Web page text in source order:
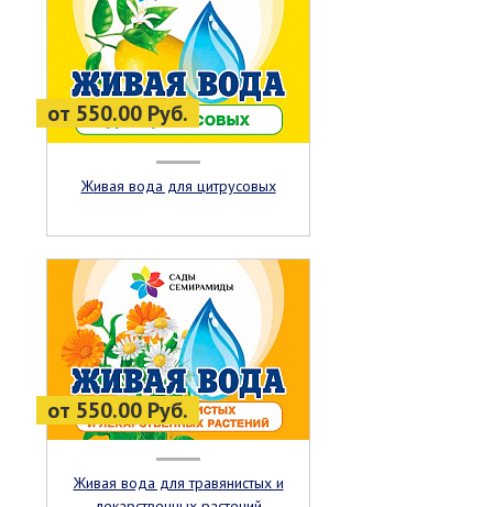
от 550.00 Руб.
Живая вода для цитрусовых
от 550.00 Руб.
Живая вода для травянистых и